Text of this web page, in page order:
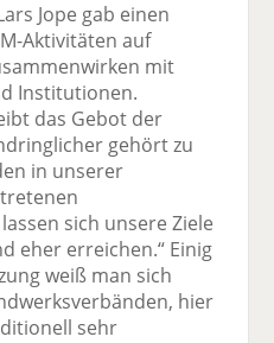
Jope gab einen
Aktivitäten auf
mit
Institutionen.
das Gebot der
gehört zu
in unserer
sich unsere Ziele
eher erreichen.“ Einig
weiß man sich
hier
sehr